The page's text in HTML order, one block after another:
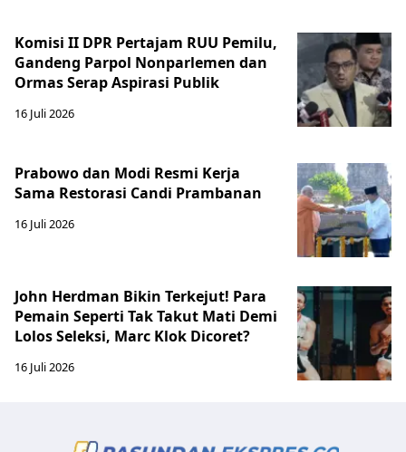
Komisi II DPR Pertajam RUU Pemilu,
Gandeng Parpol Nonparlemen dan
Ormas Serap Aspirasi Publik
16 Juli 2026
Prabowo dan Modi Resmi Kerja
Sama Restorasi Candi Prambanan
16 Juli 2026
John Herdman Bikin Terkejut! Para
Pemain Seperti Tak Takut Mati Demi
Lolos Seleksi, Marc Klok Dicoret?
16 Juli 2026